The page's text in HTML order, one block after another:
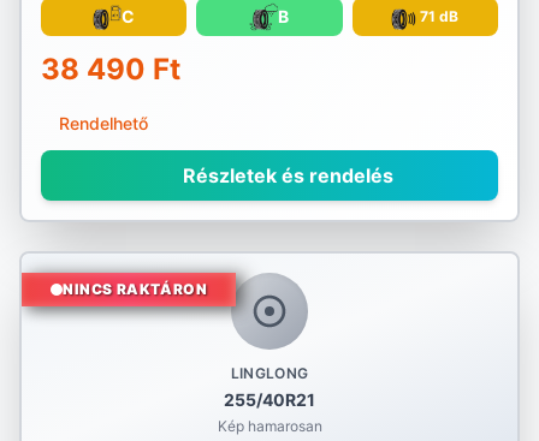
C B 71 dB
38 490 Ft
Rendelhető
Részletek és rendelés
LINGLONG
255/40R21
Kép hamarosan
NINCS RAKTÁRON